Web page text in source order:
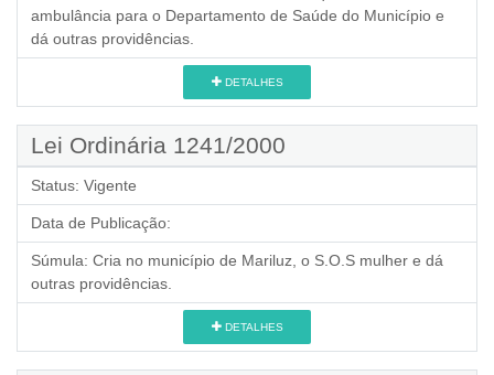
ambulância para o Departamento de Saúde do Município e
dá outras providências.
DETALHES
Lei Ordinária 1241/2000
Status: Vigente
Data de Publicação:
Súmula: Cria no município de Mariluz, o S.O.S mulher e dá
outras providências.
DETALHES